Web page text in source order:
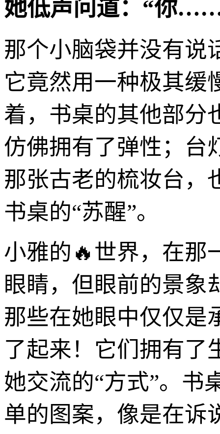
她低声问道：“你
那个小脑袋并没有说
它竟然用一种极其缓
着，书桌的其他部分
仿佛拥有了弹性；台
那张古老的梳妆台，
书桌的“苏醒”。
小雅的🔥世界，在那
眼睛，但眼前的景象
那些在她眼中仅仅是
了起来！它们拥有了
她交流的“方式”。书
单的图案，像是在诉